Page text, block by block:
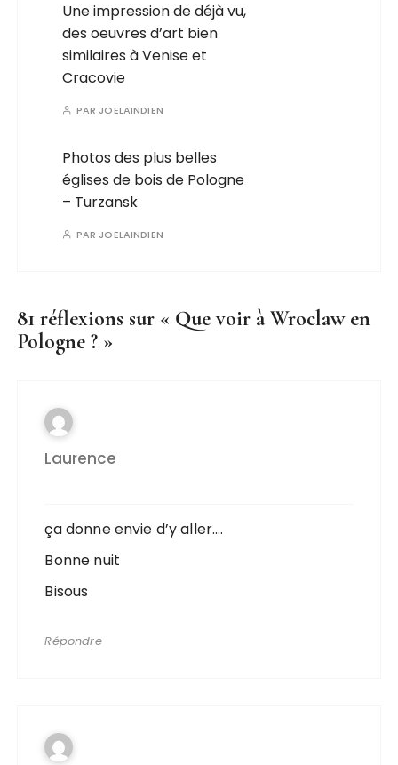
Une impression de déjà vu,
des oeuvres d’art bien
similaires à Venise et
Cracovie
PAR JOELAINDIEN
Photos des plus belles
églises de bois de Pologne
– Turzansk
PAR JOELAINDIEN
81 réflexions sur « Que voir à Wroclaw en
Pologne ? »
Laurence
ça donne envie d’y aller….
Bonne nuit
Bisous
Répondre